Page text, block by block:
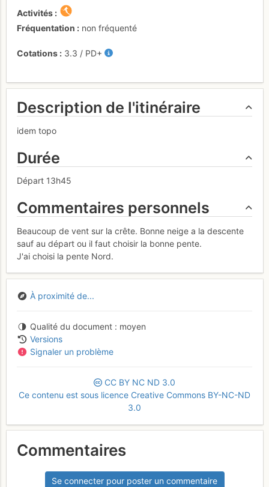
Activités
Fréquentation
non fréquenté
Cotations 3.3 / PD+
Description de l'itinéraire
idem topo
Durée
Départ 13h45
Commentaires personnels
Beaucoup de vent sur la crête. Bonne neige a la descente
sauf au départ ou il faut choisir la bonne pente.
J'ai choisi la pente Nord.
À proximité de...
Qualité du document
moyen
Versions
Signaler un problème
CC BY NC ND 3.0
Ce contenu est sous licence Creative Commons BY-NC-ND
3.0
Commentaires
Se connecter pour poster un commentaire